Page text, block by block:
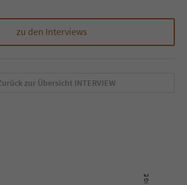
zu den Interviews
zur Übersicht INTERVIEW